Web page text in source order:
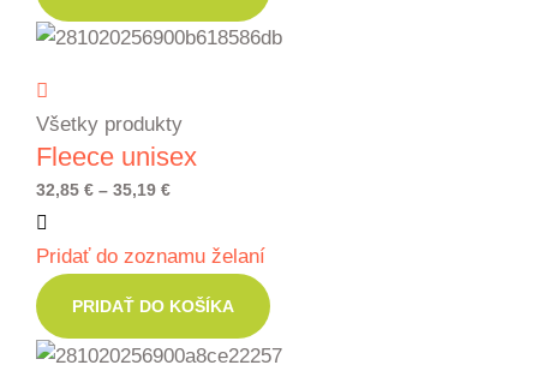
Všetky produkty
Fleece unisex
32,85 € – 35,19 €Price
32,85 €
Pridať do zoznamu želaní
PRIDAŤ DO KOŠÍKA